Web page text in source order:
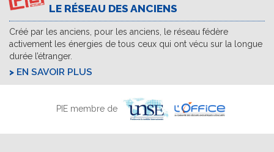
LE RÉSEAU DES ANCIENS
Créé par les anciens, pour les anciens, le réseau fédère
activement les énergies de tous ceux qui ont vécu sur la longue
durée l’étranger.
EN SAVOIR PLUS
PIE membre de